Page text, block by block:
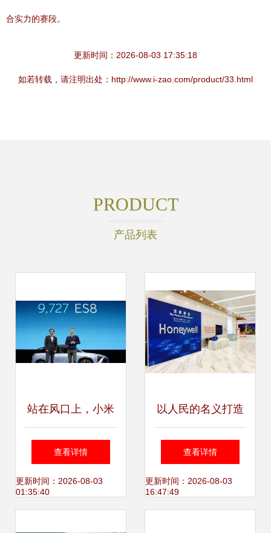
合实力的赛段。
更新时间：2026-08-03 17:35:18
如若转载，请注明出处：http://www.i-zao.com/product/33.html
PRODUCT
产品列表
站在风口上，小米
造车能一飞冲天？
盈造互联的深度解
查看详情
更新时间：2026-08-03
01:35:40
以人民的名义打造
互联工业企业，开
启智能互联新世
查看详情
更新时间：2026-08-03
16:47:49